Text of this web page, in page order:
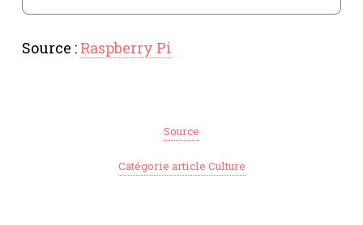
Source : Raspberry Pi
Source
Catégorie article Culture